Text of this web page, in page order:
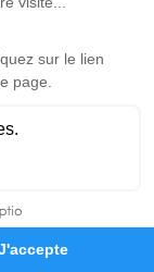
est
hommage